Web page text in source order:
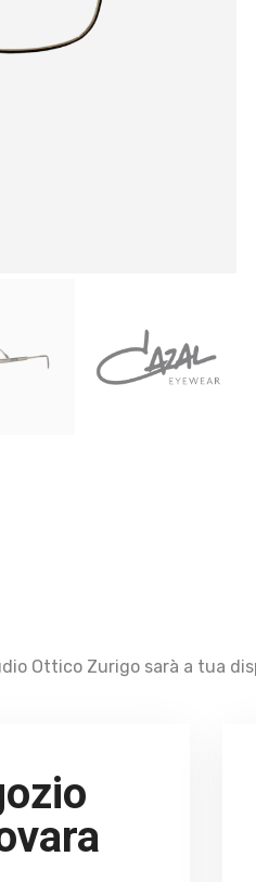
Ottico Zurigo sarà a tua